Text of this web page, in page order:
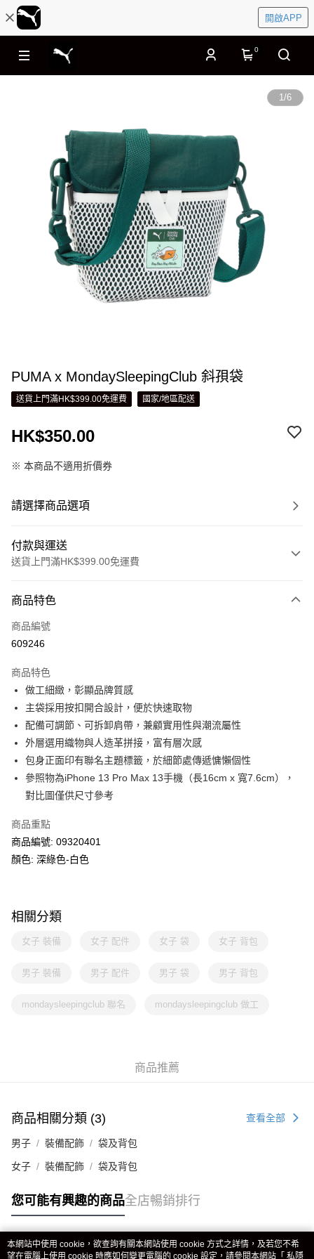
開啟APP
0
1/6
PUMA x MondaySleepingClub 斜孭袋
送貨上門滿HK$399.00免運費 國家/地區配送
HK$350.00
※ 本商品不適用折價券
請選擇商品選項
付款與運送
送貨上門滿HK$399.00免運費
信用卡
線上付款
Alipay, PayMe, WeChat Pay, UnionPay, FPS
送貨方式
單筆訂單淨值滿$399可享免運費優惠
每筆HK$30.00，滿HK$399.00或以上免運費
滿$599可享澳門免運費優惠
商品特色
商品編號
609246
商品特色
做工細緻，彰顯品牌質感
主袋採用按扣開合設計，便於快速取物
配備可調節、可拆卸肩帶，兼顧實用性與潮流屬性
外層選用織物與人造革拼接，富有層次感
包身正面印有聯名主題標籤，於細節處傳遞慵懶個性
參照物為iPhone 13 Pro Max 13手機（長16cm x 寬7.6cm），
對比圖僅供尺寸參考
商品重點
商品編號: 09320401
顏色: 深綠色-白色
相關分類
女子 裝備 女子 配件 女子 袋 女子 背包
男子 裝備 男子 配件 男子 袋 男子 背包
mondaysleepingclub 聯名 mondaysleepingclub 做工
商品推薦
商品相關分類 (3) 查看全部
男子 裝備配飾 袋及背包
女子 裝備配飾 袋及背包
您可能有興趣的商品全店暢銷排行
熱門標籤
本網站中使用 cookie，欲查詢有關本網站使用 cookie 方式之詳情，及若您不希
望在電腦上使用 cookie 時應如何變更電腦的 cookie 設定，請參閱本網站「 私隱